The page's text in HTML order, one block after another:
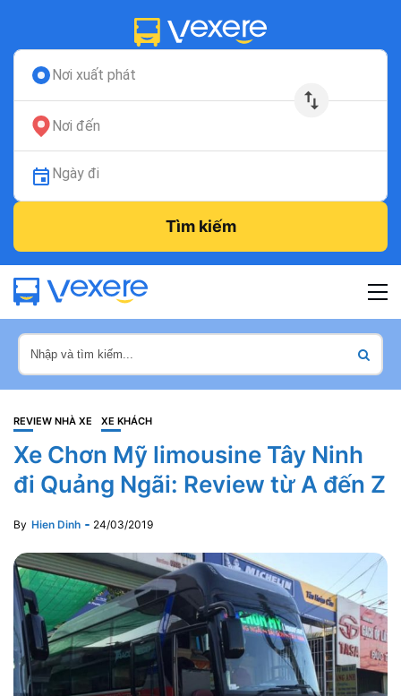
Nơi xuất phát
Nơi đến
Ngày đi
Tìm kiếm
REVIEW NHÀ XE XE KHÁCH
Xe Chơn Mỹ limousine Tây Ninh
đi Quảng Ngãi: Review từ A đến Z
By Hien Dinh 24/03/2019